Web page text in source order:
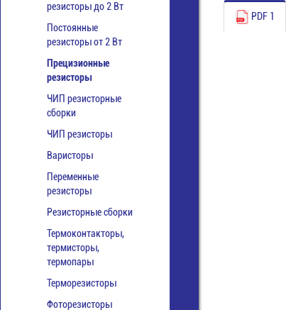
резисторы до 2 Вт
Постоянные
резисторы от 2 Вт
Прецизионные
резисторы
ЧИП резисторные
сборки
ЧИП резисторы
Варисторы
Переменные
резисторы
Резисторные сборки
Термоконтакторы,
термисторы,
термопары
Терморезисторы
Фоторезисторы
PDF 1